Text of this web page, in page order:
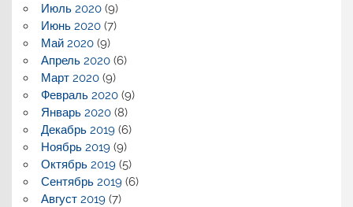
Июль 2020(9)
Июнь 2020(7)
Май 2020(9)
Апрель 2020(6)
Март 2020(9)
Февраль 2020(9)
Январь 2020(8)
Декабрь 2019(6)
Ноябрь 2019(9)
Октябрь 2019(5)
Сентябрь 2019(6)
Август 2019(7)